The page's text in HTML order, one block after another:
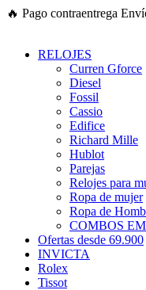
Ir
🔥 Pago contraentrega
RELOJES
Curren Gforce
Diesel
Fossil
Cassio
Edifice
Richard Mille
Hublot
Parejas
Relojes para
Ropa de mujer
Ropa de
COMBOS
Ofertas desde 69.900
INVICTA
Rolex
Tissot